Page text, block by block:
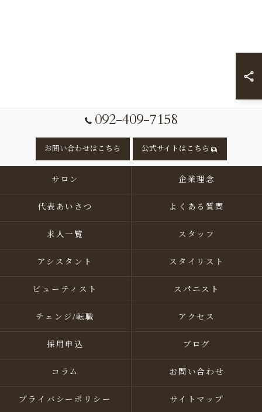
092-409-7158
お問い合わせはこちら 公式サイトはこちら
サロン 企業理念
代表あいさつ よくある質問
求人一覧 スタッフ
アシスタント スタイリスト
ビューティスト スパニスト
チェンジ/転職 アクセス
採用申込 ブログ
コラム お問い合わせ
プライバシーポリシー サイトマップ